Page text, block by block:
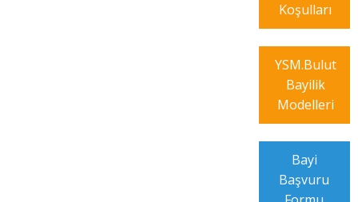
Koşulları
YSM.Bulut
Bayilik
Modelleri
Bayi
Başvuru